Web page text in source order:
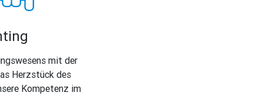
mit der
Herzstück des
Kompetenz im